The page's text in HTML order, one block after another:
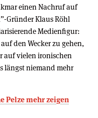
einen Nachruf auf
Gründer Klaus Röhl
Medienfigur:
den Wecker zu gehen,
auf vielen ironischen
längst niemand mehr
Pelze mehr zeigen